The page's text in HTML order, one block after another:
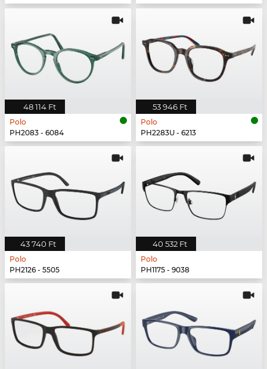
48 114 Ft
Polo
PH2083 - 6084
53 946 Ft
Polo
PH2283U - 6213
43 740 Ft
Polo
PH2126 - 5505
40 532 Ft
Polo
PH1175 - 9038